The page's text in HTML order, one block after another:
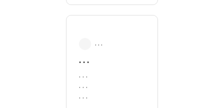
. . .
. . .
. . .
. . .
. . .